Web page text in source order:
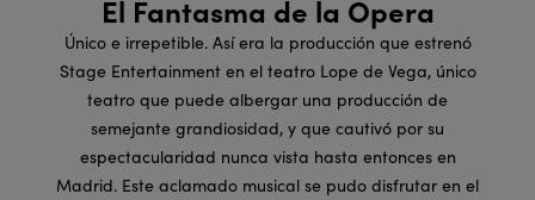
El Fantasma de la Ópera
Único e irrepetible. Así era la producción que estrenó
Stage Entertainment en el teatro Lope de Vega, único
teatro que puede albergar una producción de
semejante grandiosidad, y que cautivó por su
espectacularidad nunca vista hasta entonces en
Madrid. Este aclamado musical se pudo disfrutar en el